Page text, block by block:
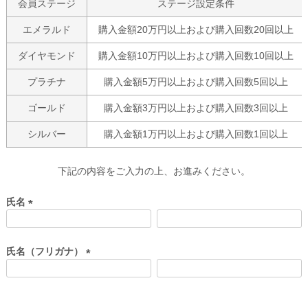
会員ステージ ステージ設定条件
エメラルド 購入金額20万円以上および購入回数20回以上
ダイヤモンド 購入金額10万円以上および購入回数10回以上
プラチナ 購入金額5万円以上および購入回数5回以上
ゴールド 購入金額3万円以上および購入回数3回以上
シルバー 購入金額1万円以上および購入回数1回以上
下記の内容をご入力の上、お進みください。
氏名
須
)
氏名（フリガナ）